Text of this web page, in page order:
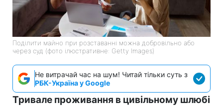
Поділити майно при розставанні можна добровільно або
через суд (фото ілюстративне: Getty Images)
Не витрачай час на шум! Читай тільки суть з
РБК-Україна у Google
Тривале проживання в цивільному шлюбі